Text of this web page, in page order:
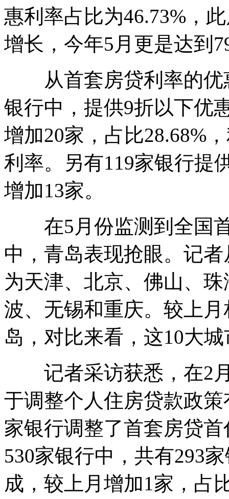
惠利率占比为46.73%，
增长，今年5月更是达到
从首套房贷利率的优
银行中，提供9折以下优
增加20家，占比28.68%
利率。另有119家银行提
增加13家。
在5月份监测到全国首
中，青岛表现抢眼。记
为天津、北京、佛山、
波、无锡和重庆。较上
岛，对比来看，这10大
记者采访获悉，在2月
于调整个人住房贷款政
家银行调整了首套房贷
530家银行中，共有293
成，较上月增加1家，占